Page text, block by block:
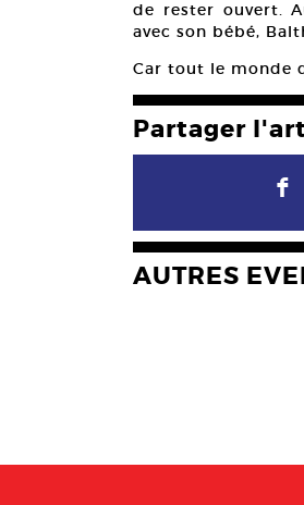
de rester ouvert.
avec son bébé,
Car tout le monde
Partager
F
AUTRES